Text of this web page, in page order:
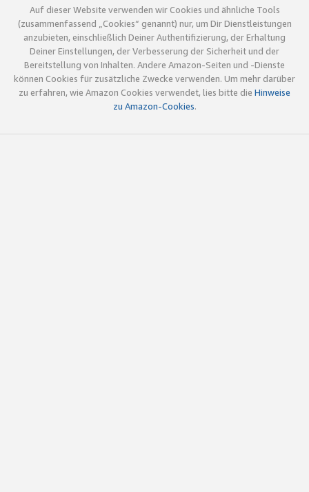
Auf dieser Website verwenden wir Cookies und ähnliche Tools
(zusammenfassend „Cookies“ genannt) nur, um Dir Dienstleistungen
anzubieten, einschließlich Deiner Authentifizierung, der Erhaltung
Deiner Einstellungen, der Verbesserung der Sicherheit und der
Bereitstellung von Inhalten. Andere Amazon-Seiten und -Dienste
können Cookies für zusätzliche Zwecke verwenden. Um mehr darüber
zu erfahren, wie Amazon Cookies verwendet, lies bitte die Hinweise
zu Amazon-Cookies.